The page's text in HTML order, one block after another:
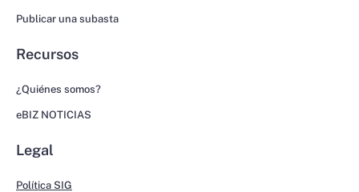
Publicar una subasta
Recursos
¿Quiénes somos?
eBIZ NOTICIAS
Legal
Política SIG